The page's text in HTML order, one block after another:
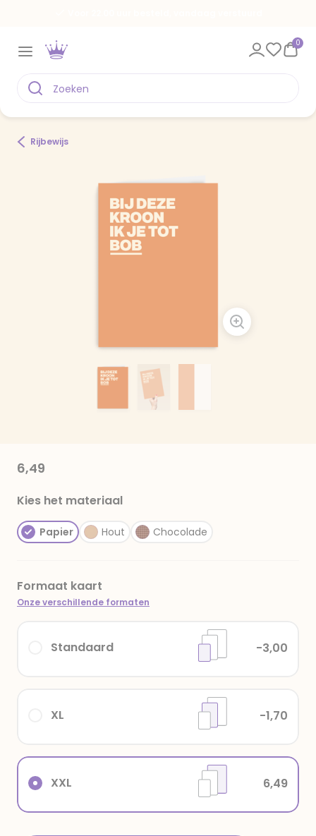
0
Rijbewijs
6,49
Kies het materiaal
Chocolade
Hout
Papier
Formaat kaart
Onze verschillende formaten
Standaard -3,00
XL -1,70
XXL 6,49